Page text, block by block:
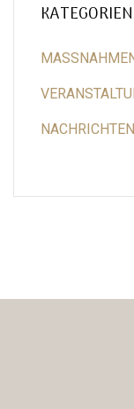
KATEGORIEN
NACHRICHTEN